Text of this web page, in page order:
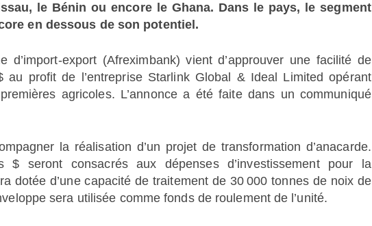
le Bénin ou encore le Ghana. Dans le pays, le segment
en dessous de son potentiel.
d’import-export (Afreximbank) vient d’approuver une facilité de
au profit de l’entreprise Starlink Global & Ideal Limited opérant
agricoles. L’annonce a été faite dans un communiqué
la réalisation d’un projet de transformation d’anacarde.
seront consacrés aux dépenses d’investissement pour la
dotée d’une capacité de traitement de 30 000 tonnes de noix de
sera utilisée comme fonds de roulement de l’unité.